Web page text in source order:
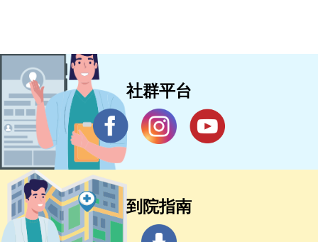
社群平台
到院指南